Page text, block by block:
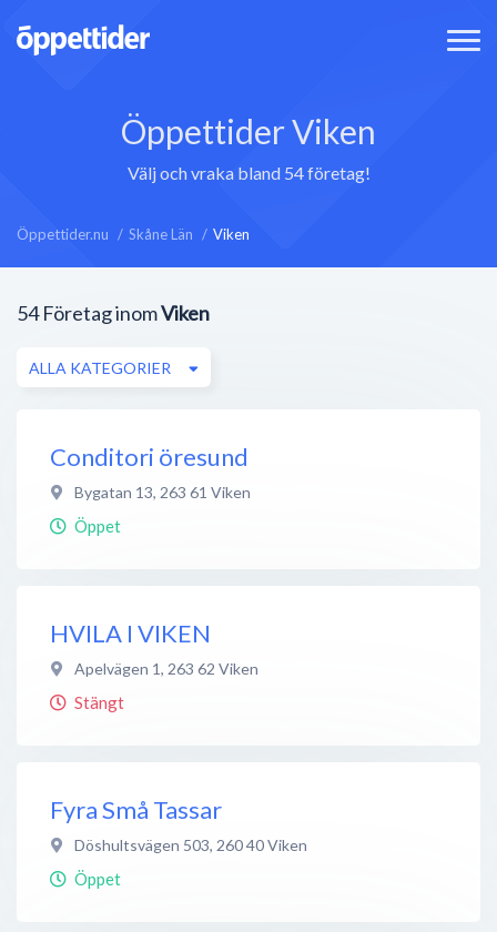
Öppettider Viken
Välj och vraka bland 54 företag!
Öppettider.nu Skåne Län Viken
54 Företag inomViken
ALLA KATEGORIER
Conditori öresund
Bygatan 13, 263 61 Viken
Öppet
HVILA I VIKEN
Apelvägen 1, 263 62 Viken
Stängt
Fyra Små Tassar
Döshultsvägen 503, 260 40Viken
Öppet